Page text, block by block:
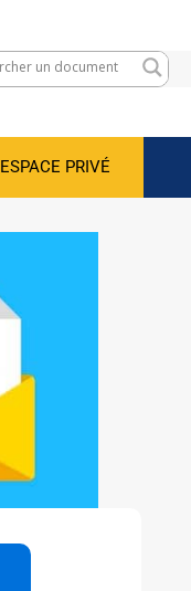
ESPACE PRIVÉ